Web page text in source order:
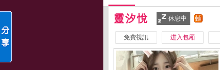
靈汐悅 休息中
免費視訊 进入包厢